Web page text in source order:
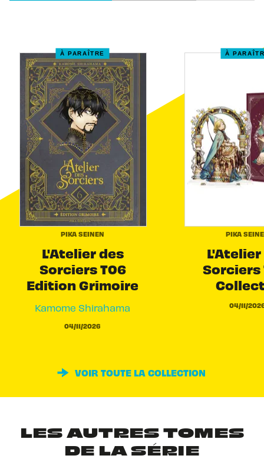
À PARAÎTRE
PIKA SEINEN
L'Atelier des
Sorciers T06
Edition Grimoire
Kamome Shirahama
04/11/2026
À
PIKA
L'Atelier
Sorciers
04/11/
VOIR TOUTE LA COLLECTION
LES AUTRES TOMES
DE LA SÉRIE